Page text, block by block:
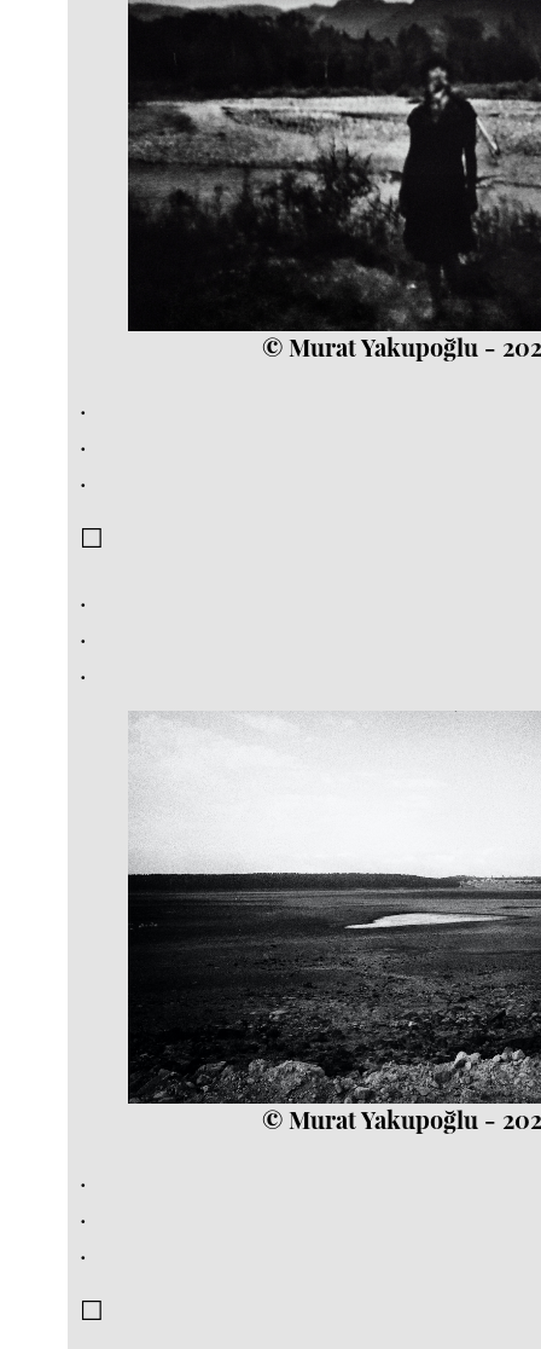
© Murat Yakupoğlu -
.
.
.
☐
.
.
.
© Murat Yakupoğlu -
.
.
.
☐